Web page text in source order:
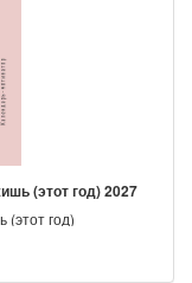
(этот год) 2027
год)